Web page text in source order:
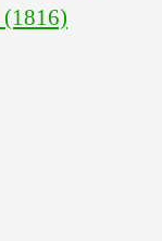
(1816)